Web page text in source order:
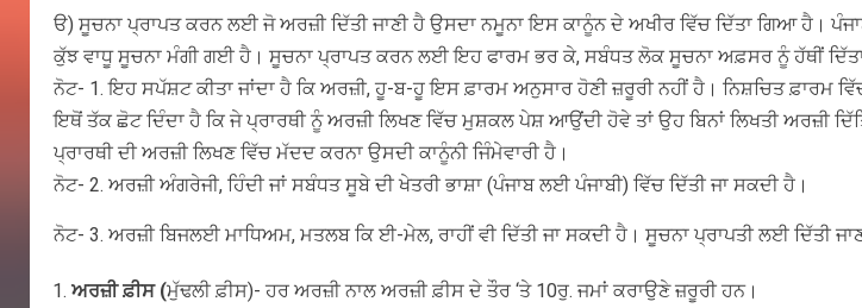
ੳ) ਸੂਚਨਾ ਪ੍ਰਾਪਤ ਕਰਨ ਲਈ ਜੋ ਅਰਜ਼ੀ ਦਿੱਤੀ ਜਾਣੀ ਹੈ ਉਸਦਾ ਨਮੂਨਾ ਇਸ ਕਾਨੂੰਨ ਦੇ ਅਖੀਰ ਵਿੱਚ ਦਿੱਤਾ ਗਿਆ ਹੈ।
ਕੁੱਝ ਵਾਧੂ ਸੂਚਨਾ ਮੰਗੀ ਗਈ ਹੈ। ਸੂਚਨਾ ਪ੍ਰਾਪਤ ਕਰਨ ਲਈ ਇਹ ਫਾਰਮ ਭਰ ਕੇ, ਸਬੰਧਤ ਲੋਕ ਸੂਚਨਾ ਅਫ਼ਸਰ ਨੂੰ ਹੱਥੀਂ ਦਿੱਤਾ
ਨੋਟ- 1. ਇਹ ਸਪੱਸ਼ਟ ਕੀਤਾ ਜਾਂਦਾ ਹੈ ਕਿ ਅਰਜ਼ੀ, ਹੂ-ਬ-ਹੂ ਇਸ ਫ਼ਾਰਮ ਅਨੁਸਾਰ ਹੋਣੀ ਜ਼ਰੂਰੀ ਨਹੀਂ ਹੈ। ਨਿਸ਼ਚਿਤ ਫ਼ਾਰਮ
ਇਥੋਂ ਤੱਕ ਛੋਟ ਦਿੰਦਾ ਹੈ ਕਿ ਜੇ ਪ੍ਰਾਰਥੀ ਨੂੰ ਅਰਜ਼ੀ ਲਿਖਣ ਵਿੱਚ ਮੁਸ਼ਕਲ ਪੇਸ਼ ਆਉਂਦੀ ਹੋਵੇ ਤਾਂ ਉਹ ਬਿਨਾਂ ਲਿਖਤੀ ਅਰਜ਼ੀ
ਪ੍ਰਾਰਥੀ ਦੀ ਅਰਜ਼ੀ ਲਿਖਣ ਵਿੱਚ ਮੱਦਦ ਕਰਨਾ ਉਸਦੀ ਕਾਨੂੰਨੀ ਜਿੰਮੇਵਾਰੀ ਹੈ।
ਨੋਟ- 2. ਅਰਜ਼ੀ ਅੰਗਰੇਜੀ, ਹਿੰਦੀ ਜਾਂ ਸਬੰਧਤ ਸੂਬੇ ਦੀ ਖੇਤਰੀ ਭਾਸ਼ਾ (ਪੰਜਾਬ ਲਈ ਪੰਜਾਬੀ) ਵਿੱਚ ਦਿੱਤੀ ਜਾ ਸਕਦੀ ਹੈ।
ਨੋਟ- 3. ਅਰਜ਼ੀ ਬਿਜਲਈ ਮਾਧਿਅਮ, ਮਤਲਬ ਕਿ ਈ-ਮੇਲ, ਰਾਹੀਂ ਵੀ ਦਿੱਤੀ ਜਾ ਸਕਦੀ ਹੈ। ਸੂਚਨਾ ਪ੍ਰਾਪਤੀ ਲਈ ਦਿੱਤੀ
ਅਰਜ਼ੀ ਫ਼ੀਸ (ਮੁੱਢਲੀ ਫ਼ੀਸ)- ਹਰ ਅਰਜ਼ੀ ਨਾਲ ਅਰਜ਼ੀ ਫ਼ੀਸ ਦੇ ਤੌਰ ‘ਤੇ 10ਰੁ. ਜਮਾਂ ਕਰਾਉਣੇ ਜ਼ਰੂਰੀ ਹਨ।